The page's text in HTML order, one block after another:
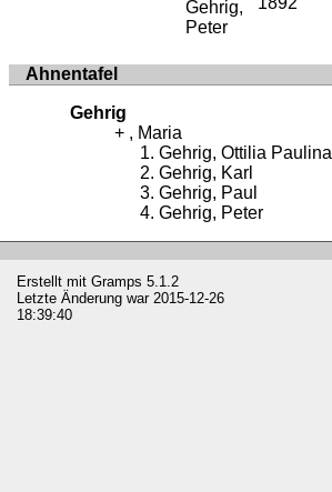
Gehrig,
Peter
Ahnentafel
Gehrig
, Maria
Gehrig, Ottilia Paulina
Gehrig, Karl
Gehrig, Paul
Gehrig, Peter
Erstellt mit Gramps 5.1.2
Letzte Änderung war 2015-12-26
18:39:40